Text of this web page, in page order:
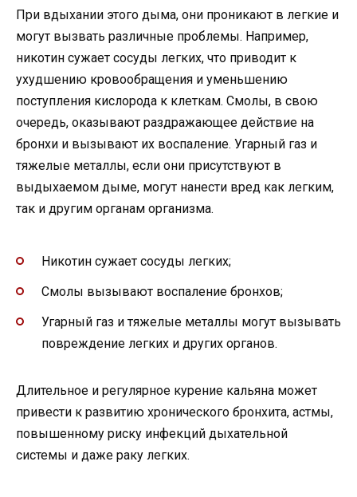
При вдыхании этого дыма, они проникают в легкие и
могут вызвать различные проблемы. Например,
никотин сужает сосуды легких, что приводит к
ухудшению кровообращения и уменьшению
поступления кислорода к клеткам. Смолы, в свою
очередь, оказывают раздражающее действие на
бронхи и вызывают их воспаление. Угарный газ и
тяжелые металлы, если они присутствуют в
выдыхаемом дыме, могут нанести вред как легким,
так и другим органам организма.
Никотин сужает сосуды легких;
Смолы вызывают воспаление бронхов;
Угарный газ и тяжелые металлы могут вызывать
повреждение легких и других органов.
Длительное и регулярное курение кальяна может
привести к развитию хронического бронхита, астмы,
повышенному риску инфекций дыхательной
системы и даже раку легких.